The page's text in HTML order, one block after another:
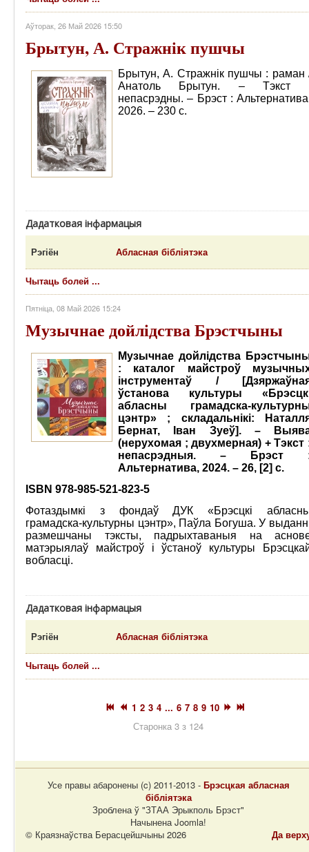
Аўторак, 26 Май 2026 15:50
Брытун, А. Стражнік пушчы
Брытун, А. Стражнік пушчы : раман
Анатоль Брытун. – Тэкст
непасрэдны. – Брэст :
2026. – 230 с.
Дадатковая інфармацыя
Рэгіён Абласная бібліятэка
Чытаць болей ...
Пятніца, 08 Май 2026 15:24
Музычнае дойлідства Брэстчыны
Музычнае дойлідства
: каталог майстроў
інструментаў /
ўстанова культуры
абласны грамадска-
цэнтр» ; складальнікі:
Бернат, Іван Зуеў]. –
(нерухомая ; двухмерная) + Тэкст
непасрэдныя. – Брэст
Альтернатива, 2024. – 26, [2] с.
ISBN 978-985-521-823-5
Фотаздымкі з фондаў ДУК «Брэсцкі
грамадска-культурны цэнтр», Паўла Богуша. У
размешчаны тэксты, падрыхтаваныя на
матэрыялаў майстроў і ўстаноў культуры
вобласці.
Дадатковая інфармацыя
Рэгіён Абласная бібліятэка
Чытаць болей ...
1 2 3 4 ... 6 7 8 9 10
Старонка 3 з 124
Усе правы абаронены (c) 2011-2013 - Брэсцкая абласная
бібліятэка
Зроблена ў "ЗТАА Эрыкполь Брэст"
Начынена Joomla!
Да
© Краязнаўства Берасцейшчыны 2026